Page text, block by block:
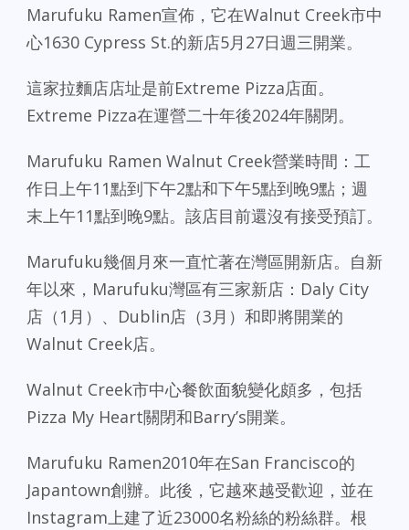
Marufuku Ramen宣佈，它在Walnut Creek市中
心1630 Cypress St.的新店5月27日週三開業。
這家拉麵店店址是前Extreme Pizza店面。
Extreme Pizza在運營二十年後2024年關閉。
Marufuku Ramen Walnut Creek營業時間：工
作日上午11點到下午2點和下午5點到晚9點；週
末上午11點到晚9點。該店目前還沒有接受預訂。
Marufuku幾個月來一直忙著在灣區開新店。自新
年以來，Marufuku灣區有三家新店：Daly City
店（1月）、Dublin店（3月）和即將開業的
Walnut Creek店。
Walnut Creek市中心餐飲面貌變化頗多，包括
Pizza My Heart關閉和Barry’s開業。
Marufuku Ramen2010年在San Francisco的
Japantown創辦。此後，它越來越受歡迎，並在
Instagram上建了近23000名粉絲的粉絲群。根